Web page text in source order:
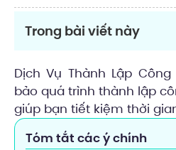
Dịch Vụ Thành Lập
bảo quá trình thành lập
giúp bạn tiết kiệm thời
Tóm tắt các ý chính
Trong bài viết này